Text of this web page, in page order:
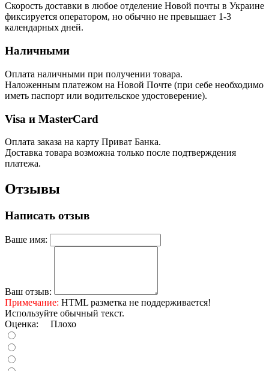
Скорость доставки в любое отделение Новой почты в Украине
фиксируется оператором, но обычно не превышает 1-3
календарных дней.
Наличными
Оплата наличными при получении товара.
Наложенным платежом на Новой Почте (при себе необходимо
иметь паспорт или водительское удостоверение).
Visa и MasterCard
Оплата заказа на карту Приват Банка.
Доставка товара возможна только после подтверждения
платежа.
Отзывы
Написать отзыв
Ваше имя:
Ваш отзыв:
Примечание: HTML разметка не поддерживается!
Используйте обычный текст.
Оценка: Плохо